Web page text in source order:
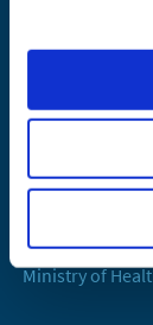
Danish
Email:
The Danish
Ministry of